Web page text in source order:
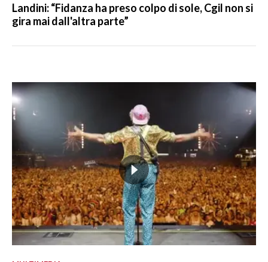
Landini: “Fidanza ha preso colpo di sole, Cgil non si
gira mai dall'altra parte”